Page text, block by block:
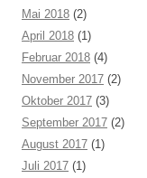
Mai 2018 (2)
April 2018 (1)
Februar 2018 (4)
November 2017 (2)
Oktober 2017 (3)
September 2017 (2)
August 2017 (1)
Juli 2017 (1)